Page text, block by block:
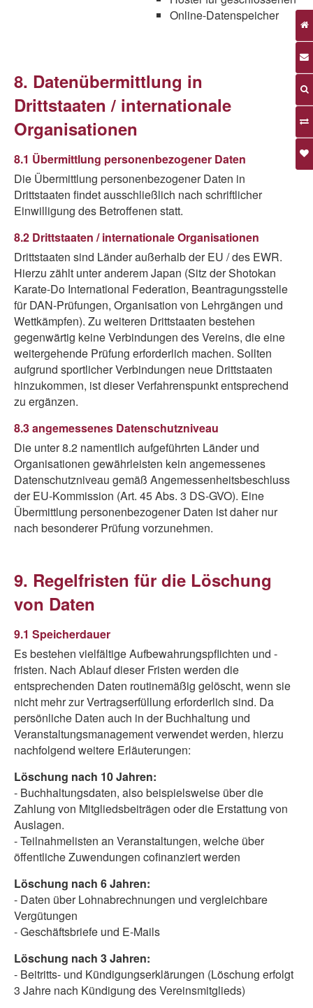
Online-Datenspeicher
8. Datenübermittlung in
Drittstaaten / internationale
Organisationen
8.1 Übermittlung personenbezogener Daten
Die Übermittlung personenbezogener Daten in
Drittstaaten findet ausschließlich nach schriftlicher
Einwilligung des Betroffenen statt.
8.2 Drittstaaten / internationale Organisationen
Drittstaaten sind Länder außerhalb der EU / des EWR.
Hierzu zählt unter anderem Japan (Sitz der Shotokan
Karate-Do International Federation, Beantragungsstelle
für DAN-Prüfungen, Organisation von Lehrgängen und
Wettkämpfen). Zu weiteren Drittstaaten bestehen
gegenwärtig keine Verbindungen des Vereins, die eine
weitergehende Prüfung erforderlich machen. Sollten
aufgrund sportlicher Verbindungen neue Drittstaaten
hinzukommen, ist dieser Verfahrenspunkt entsprechend
zu ergänzen.
8.3 angemessenes Datenschutzniveau
Die unter 8.2 namentlich aufgeführten Länder und
Organisationen gewährleisten kein angemessenes
Datenschutzniveau gemäß Angemessenheitsbeschluss
der EU-Kommission (Art. 45 Abs. 3 DS-GVO). Eine
Übermittlung personenbezogener Daten ist daher nur
nach besonderer Prüfung vorzunehmen.
9. Regelfristen für die Löschung
von Daten
9.1 Speicherdauer
Es bestehen vielfältige Aufbewahrungspflichten und -
fristen. Nach Ablauf dieser Fristen werden die
entsprechenden Daten routinemäßig gelöscht, wenn sie
nicht mehr zur Vertragserfüllung erforderlich sind. Da
persönliche Daten auch in der Buchhaltung und
Veranstaltungsmanagement verwendet werden, hierzu
nachfolgend weitere Erläuterungen:
Löschung nach 10 Jahren:
- Buchhaltungsdaten, also beispielsweise über die
Zahlung von Mitgliedsbeiträgen oder die Erstattung von
Auslagen.
- Teilnahmelisten an Veranstaltungen, welche über
öffentliche Zuwendungen cofinanziert werden
Löschung nach 6 Jahren:
- Daten über Lohnabrechnungen und vergleichbare
Vergütungen
- Geschäftsbriefe und E-Mails
Löschung nach 3 Jahren:
- Beitritts- und Kündigungserklärungen (Löschung erfolgt
3 Jahre nach Kündigung des Vereinsmitglieds)